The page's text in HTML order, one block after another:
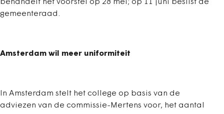
behandelt het voorstel op 28 mei; op 11 juni beslist de
gemeenteraad.
Amsterdam wil meer uniformiteit
In Amsterdam stelt het college op basis van de
adviezen van de commissie-Mertens voor, het aantal